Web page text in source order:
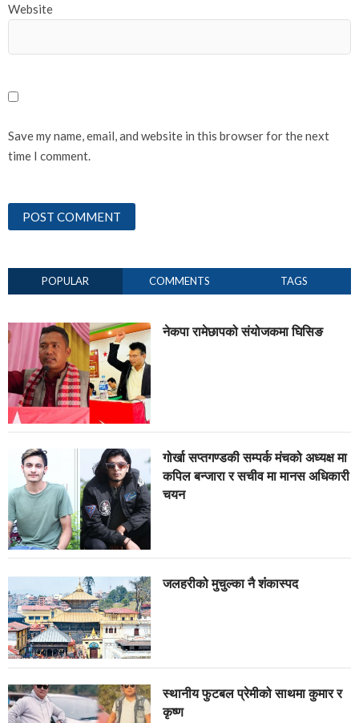
Website
Save my name, email, and website in this browser for the next
time I comment.
POPULAR COMMENTS TAGS
नेकपा रामेछापको संयोजकमा घिसिङ
गोर्खा सप्तगण्डकी सम्पर्क मंचको अध्यक्ष मा
कपिल बन्जारा र सचीव मा मानस अधिकारी
चयन
जलहरीको मुचुल्का नै शंंकास्पद
स्थानीय फुटबल प्रेमीको साथमा कुमार र
कृष्ण